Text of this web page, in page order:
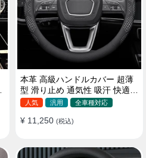
本革 高級ハンドルカバー 超薄
型 滑り止め 通気性 吸汗 快適
耐久性 四季汎用 35~40CM
人気 汎用 全車種対応
¥ 11,250 (税込)